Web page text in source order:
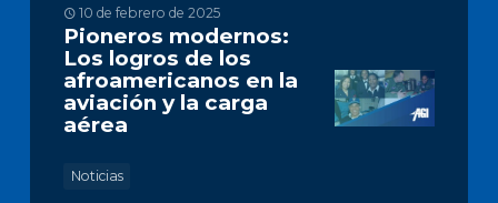
10 de febrero de 2025
Pioneros modernos:
Los logros de los
afroamericanos en la
aviación y la carga
aérea
Noticias